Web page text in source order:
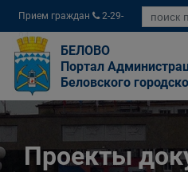
Прием граждан
2-29-
04
БЕЛОВО
Портал
Беловского
Проекты